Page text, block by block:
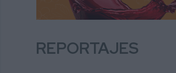
REPORTAJES